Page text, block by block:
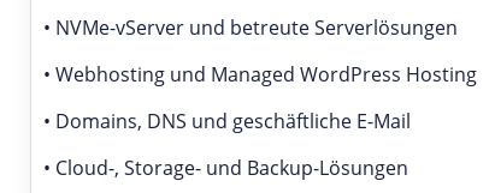
• NVMe-vServer und betreute Serverlösungen
• Webhosting und Managed WordPress Hosting
• Domains, DNS und geschäftliche E-Mail
• Cloud-, Storage- und Backup-Lösungen